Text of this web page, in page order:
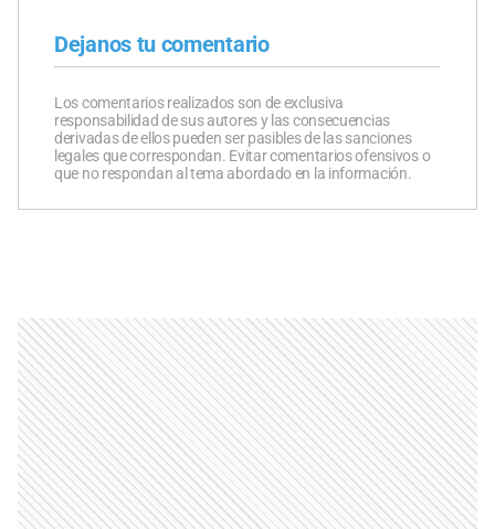
Dejanos tu comentario
Los comentarios realizados son de exclusiva
responsabilidad de sus autores y las consecuencias
derivadas de ellos pueden ser pasibles de las sanciones
legales que correspondan. Evitar comentarios ofensivos o
que no respondan al tema abordado en la información.